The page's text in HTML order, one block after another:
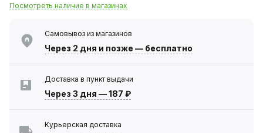
Посмотреть наличие в магазинах
Самовывоз из магазинов
Через 2 дня и позже — бесплатно
Доставка в пункт выдачи
Через 3 дня —187 ₽
Курьерская доставка